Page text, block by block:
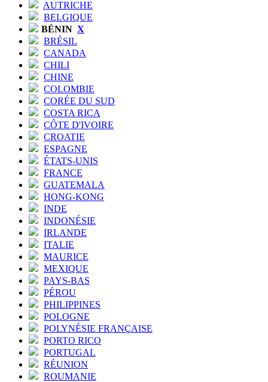
AUTRICHE
BELGIQUE
BÉNIN X
BRÉSIL
CANADA
CHILI
CHINE
COLOMBIE
CORÉE DU SUD
COSTA RICA
CÔTE D'IVOIRE
CROATIE
ESPAGNE
ÉTATS-UNIS
FRANCE
GUATEMALA
HONG-KONG
INDE
INDONÉSIE
IRLANDE
ITALIE
MAURICE
MEXIQUE
PAYS-BAS
PÉROU
PHILIPPINES
POLOGNE
POLYNÉSIE FRANÇAISE
PORTO RICO
PORTUGAL
RÉUNION
ROUMANIE